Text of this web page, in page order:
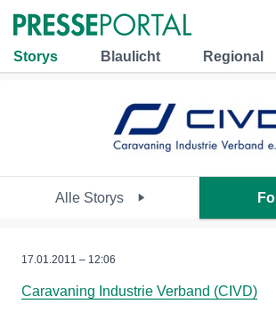
Storys Blaulicht Regional
Alle Storys
17.01.2011 – 12:06
Caravaning Industrie Verband (CIVD)